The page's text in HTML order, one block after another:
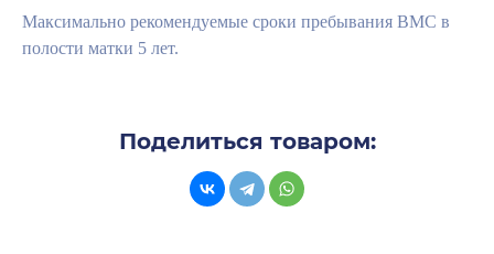
Максимально рекомендуемые сроки пребывания ВМС в
полости матки 5 лет.
Поделиться товаром: